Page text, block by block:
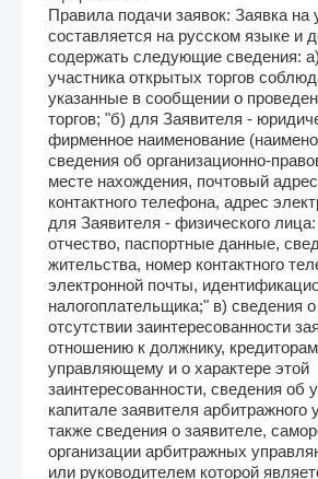
Правила подачи заявок: Заявка на
составляется на русском языке и
содержать следующие сведения:
участника открытых торгов
указанные в сообщении о
торгов; "б) для Заявителя -
фирменное наименование
сведения об организационно-
месте нахождения, почтовый
контактного телефона, адрес
для Заявителя - физического
отчество, паспортные данные,
жительства, номер контактного
электронной почты,
налогоплательщика;" в) сведения
отсутствии заинтересованности
отношению к должнику,
управляющему и о характере этой
заинтересованности, сведения об
капитале заявителя арбитражного
также сведения о заявителе,
организации арбитражных
или руководителем которой